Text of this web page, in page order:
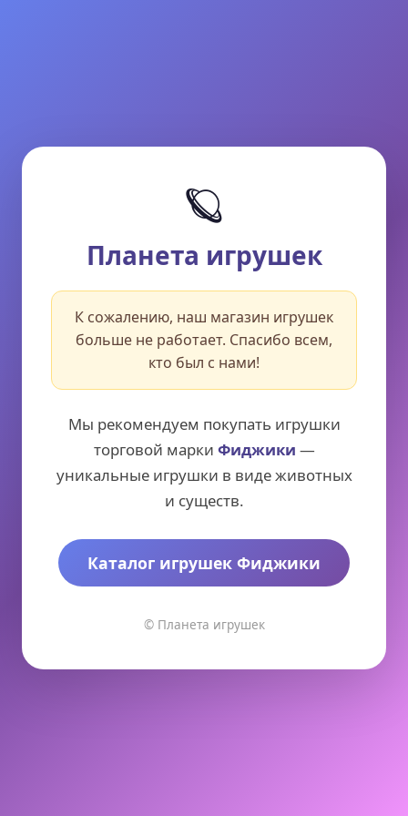
🪐
Планета игрушек
К сожалению, наш магазин игрушек
больше не работает. Спасибо всем,
кто был с нами!
Мы рекомендуем покупать игрушки
торговой марки Фиджики —
уникальные игрушки в виде животных
и существ.
Каталог игрушек Фиджики
© Планета игрушек